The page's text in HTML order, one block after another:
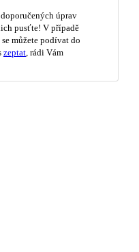
úprav
pusťte! V případě
můžete podívat do
zeptat , rádi Vám